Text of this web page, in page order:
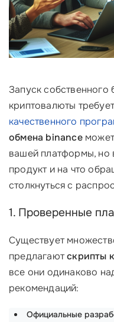
Запуск собственного
криптовалюты
качественного
обмена binanceможет
вашей платформы, но
продукт и на что
столкнуться с
1. Проверенные
Существует
предлагаютскрипты
все они одинаково
рекомендаций:
Официальные